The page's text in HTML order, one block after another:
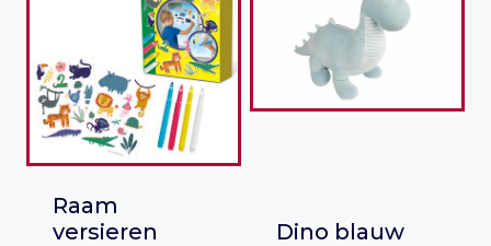
Raam
versieren
Dino blauw